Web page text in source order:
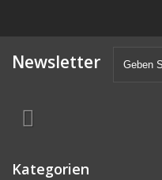
Newsletter
Kategorien